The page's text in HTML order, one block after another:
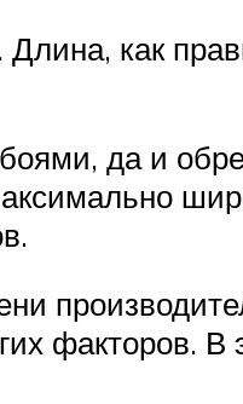
как
да и
факторов.